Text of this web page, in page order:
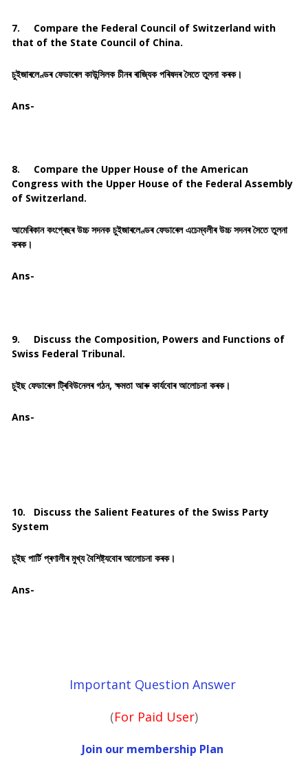
7.
Compare the Federal Council of Switzerland with
that of the State Council of China.
চুইজাৰলেণ্ডৰ ফেডাৰেল কাউন্সিলক চীনৰ ৰাজ্যিক পৰিষদৰ সৈতে তুলনা কৰক।
Ans-
8.
Compare the Upper House of the American
Congress with the Upper House of the Federal Assembly
of Switzerland.
আমেৰিকান কংগ্ৰেছৰ উচ্চ সদনক চুইজাৰলেণ্ডৰ ফেডাৰেল এচেম্বলীৰ উচ্চ সদনৰ সৈতে তুলনা
কৰক।
Ans-
9.
Discuss the Composition, Powers and Functions of
Swiss Federal Tribunal.
চুইছ ফেডাৰেল ট্ৰিবিউনেলৰ গঠন, ক্ষমতা আৰু কাৰ্যবোৰ আলোচনা কৰক।
Ans-
10.
Discuss the Salient Features of the Swiss Party
System
চুইছ পাৰ্টি প্ৰণালীৰ মুখ্য বৈশিষ্ট্যবোৰ আলোচনা কৰক।
Ans-
Important Question Answer
(For Paid User)
Join our membership Plan